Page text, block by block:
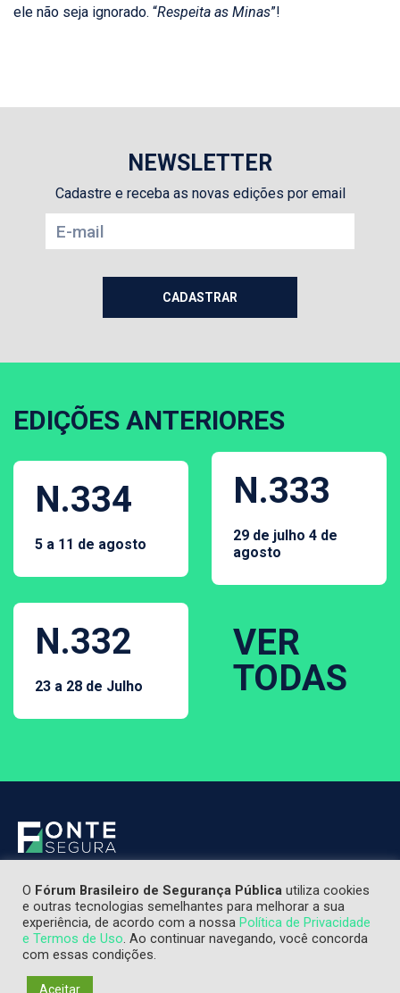
ele não seja ignorado. “Respeita as Minas”!
NEWSLETTER
Cadastre e receba as novas edições por email
EDIÇÕES ANTERIORES
N.334
5 a 11 de agosto
N.333
29 de julho 4 de
agosto
N.332
23 a 28 de Julho
VER
TODAS
O Fórum Brasileiro de Segurança Pública utiliza cookies
e outras tecnologias semelhantes para melhorar a sua
experiência, de acordo com a nossa Política de Privacidade
e Termos de Uso. Ao continuar navegando, você concorda
com essas condições.
Aceitar